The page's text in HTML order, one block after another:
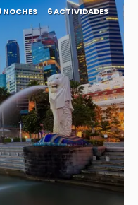
NOCHES 6 ACTIVIDADES